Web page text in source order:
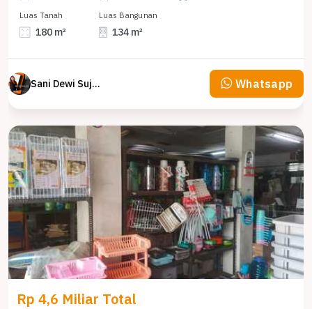
Luas Tanah
180 m²
Luas Bangunan
134 m²
Sani Dewi Sujono Whatsapp
Rp 4,6 Miliar Total